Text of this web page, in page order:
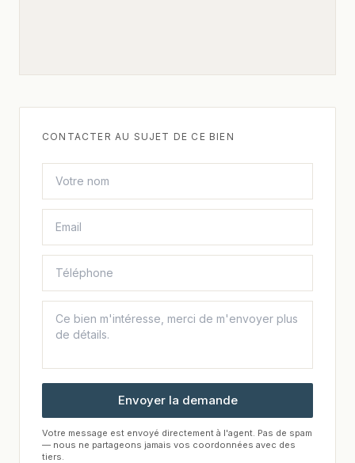
CONTACTER AU SUJET DE CE BIEN
Envoyer la demande
Votre message est envoyé directement à l'agent. Pas de spam
— nous ne partageons jamais vos coordonnées avec des
tiers.